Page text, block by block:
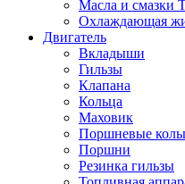
Масла и смазки
Охлаждающая
Двигатель
Вкладыши
Гильзы
Клапана
Кольца
Маховик
Поршневые
Поршни
Резинка гильзы